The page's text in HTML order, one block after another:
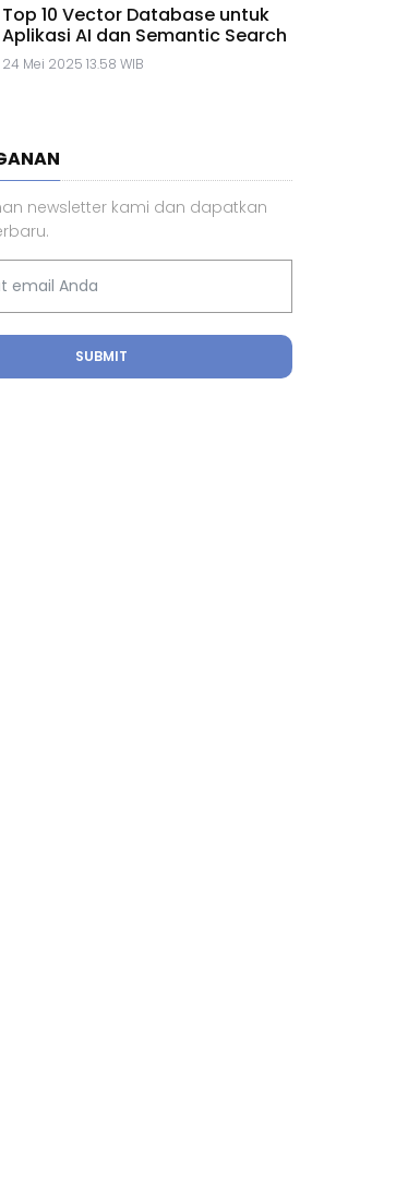
Top 10 Vector Database untuk
Aplikasi AI dan Semantic Search
24 Mei 2025 13.58 WIB
newsletter kami dan dapatkan
SUBMIT